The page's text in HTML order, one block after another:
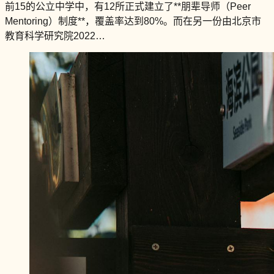
前15的公立中学中，有12所正式建立了**朋辈导师（Peer
Mentoring）制度**，覆盖率达到80%。而在另一份由北京市
教育科学研究院2022…